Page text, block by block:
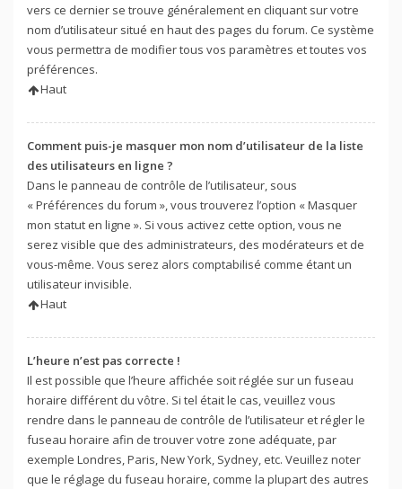
vers ce dernier se trouve généralement en cliquant sur votre
nom d’utilisateur situé en haut des pages du forum. Ce système
vous permettra de modifier tous vos paramètres et toutes vos
préférences.
Haut
Comment puis-je masquer mon nom d’utilisateur de la liste
des utilisateurs en ligne ?
Dans le panneau de contrôle de l’utilisateur, sous
« Préférences du forum », vous trouverez l’option « Masquer
mon statut en ligne ». Si vous activez cette option, vous ne
serez visible que des administrateurs, des modérateurs et de
vous-même. Vous serez alors comptabilisé comme étant un
utilisateur invisible.
Haut
L’heure n’est pas correcte !
Il est possible que l’heure affichée soit réglée sur un fuseau
horaire différent du vôtre. Si tel était le cas, veuillez vous
rendre dans le panneau de contrôle de l’utilisateur et régler le
fuseau horaire afin de trouver votre zone adéquate, par
exemple Londres, Paris, New York, Sydney, etc. Veuillez noter
que le réglage du fuseau horaire, comme la plupart des autres